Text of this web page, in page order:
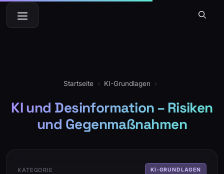
Zum
Inhalt
springen
Menü
Startseite › KI-Grundlagen ›
KI und Desinformation – Risiken
und Gegenmaßnahmen
KATEGORIE KI-GRUNDLAGEN